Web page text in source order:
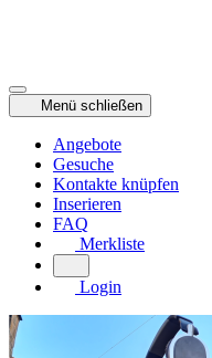
Menü schließen
Angebote
Gesuche
Kontakte knüpfen
Inserieren
FAQ
Merkliste
Login